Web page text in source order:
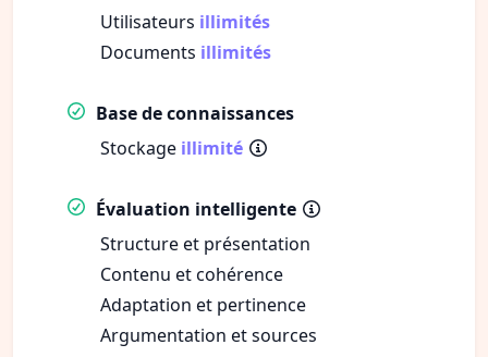
Utilisateurs illimités
Documents illimités
Base de connaissances
Stockage illimité
Évaluation intelligente
Structure et présentation
Contenu et cohérence
Adaptation et pertinence
Argumentation et sources